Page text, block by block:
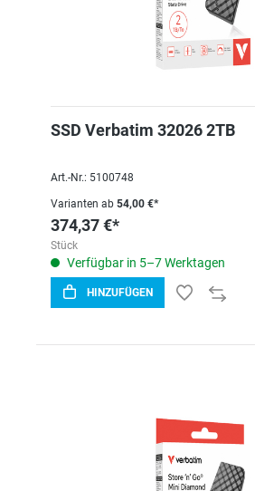
SSD Verbatim 32026 2TB
Art.-Nr.: 5100748
Varianten ab 54,00 €*
374,37 €*
Stück
Verfügbar in 5–7 Werktagen
HINZUFÜGEN